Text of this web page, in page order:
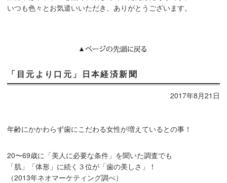
いつも色々とお気遣いいただき、ありがとうございます。
「目元より口元」日本経済新聞
2017年8月21日
年齢にかかわらず歯にこだわる女性が増えているとの事！
20〜69歳に「美人に必要な条件」を聞いた調査でも
「肌」「体形」に続く３位が「歯の美しさ」！
（2013年ネオマーケティング調べ）